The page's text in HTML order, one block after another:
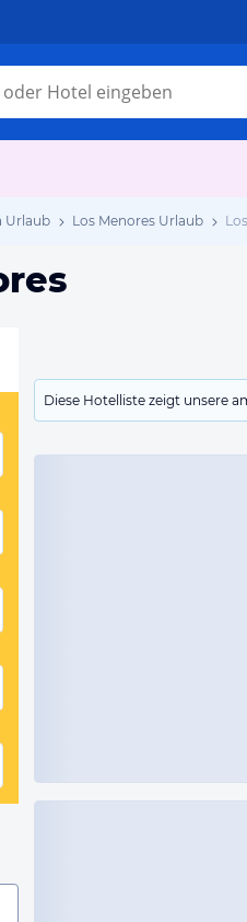
Urlaub Los Menores Urlaub
Diese Hotelliste zeigt unsere